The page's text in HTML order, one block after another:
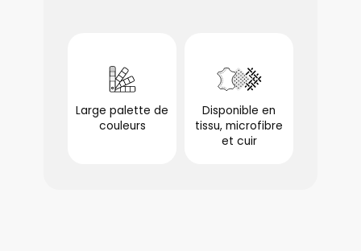
Large palette de
couleurs
Disponible en
tissu, microfibre
et cuir